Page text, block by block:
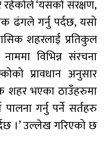
‘यसको संरक्षण,
ढंगले गर्नु पर्दछ, यसो
शहरलाई प्रतिकुल
विभिन्न संरचना
प्रावधान अनुसार
शहर भएका ठाउँहरुमा
पालना गर्नु पर्ने सर्तहरु
।’ उल्लेख गरिएको छ